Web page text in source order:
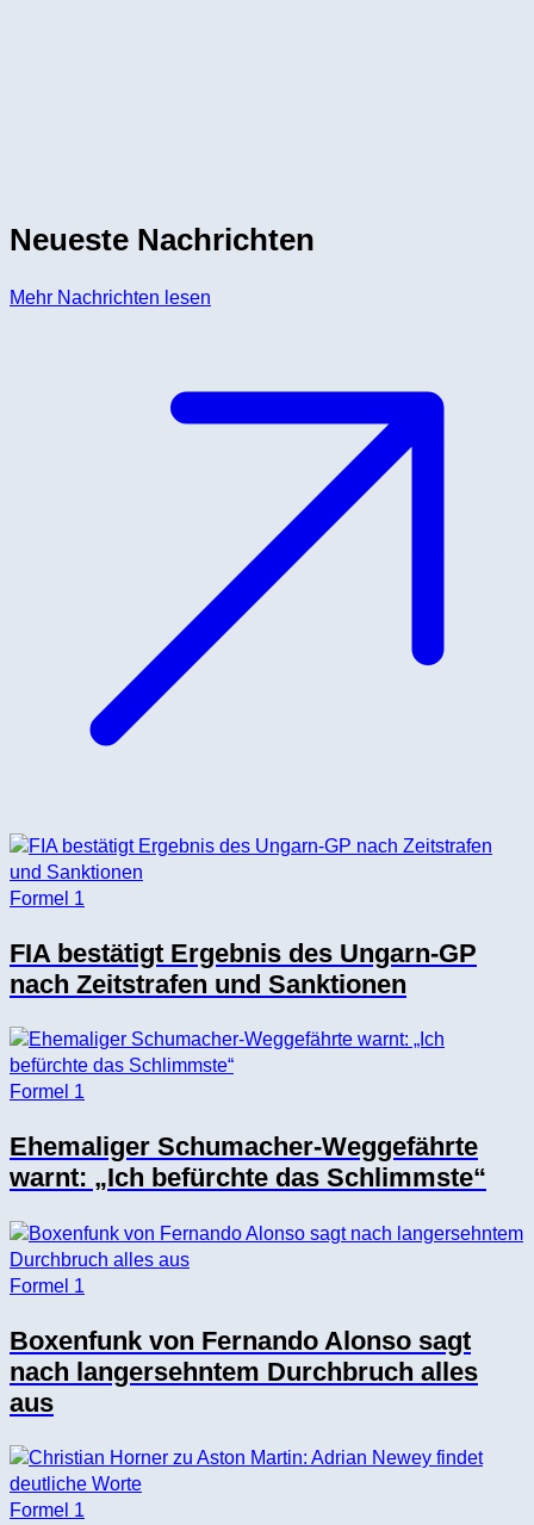
Neueste Nachrichten
Mehr Nachrichten lesen
Formel 1
FIA bestätigt Ergebnis des Ungarn-GP
nach Zeitstrafen und Sanktionen
Formel 1
Ehemaliger Schumacher-Weggefährte
warnt: „Ich befürchte das Schlimmste“
Formel 1
Boxenfunk von Fernando Alonso sagt
nach langersehntem Durchbruch alles
aus
Formel 1